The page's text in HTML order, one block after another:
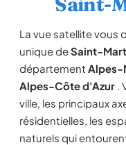
La vue satellite vous
unique deSaint-
département Alpes-
Alpes-Côte d'Azur .
ville, les principaux
résidentielles, les
naturels qui